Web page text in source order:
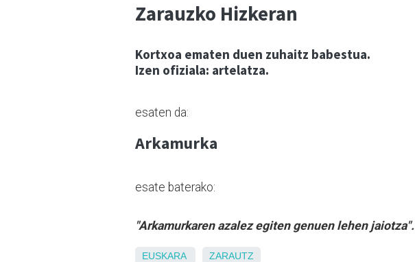
Zarauzko Hizkeran
Kortxoa ematen duen zuhaitz babestua.
Izen ofiziala: artelatza.
esaten da:
Arkamurka
esate baterako:
"Arkamurkaren azalez egiten genuen lehen jaiotza".
EUSKARA ZARAUTZ